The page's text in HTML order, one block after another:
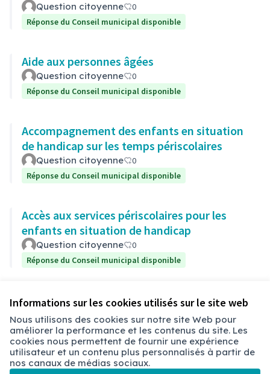
Informations sur les cookies utilisés sur le site web
Nous utilisons des cookies sur notre site Web pour
améliorer la performance et les contenus du site. Les
cookies nous permettent de fournir une expérience
utilisateur et un contenu plus personnalisés à partir de
nos canaux de médias sociaux.
Question citoyenne
0
Réponse du Conseil municipal disponible
Aide aux personnes âgées
Question citoyenne
0
Réponse du Conseil municipal disponible
Accompagnement des enfants en situation
de handicap sur les temps périscolaires
Question citoyenne
0
Réponse du Conseil municipal disponible
Accès aux services périscolaires pour les
enfants en situation de handicap
Question citoyenne
0
Réponse du Conseil municipal disponible
Conditions d'utilisation
Paramètres des cookies
Chambéry sur X
Chambéry sur Facebook
Chambéry sur Instagram